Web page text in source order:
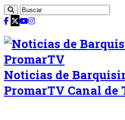
Noticias de
PromarTV Canal de